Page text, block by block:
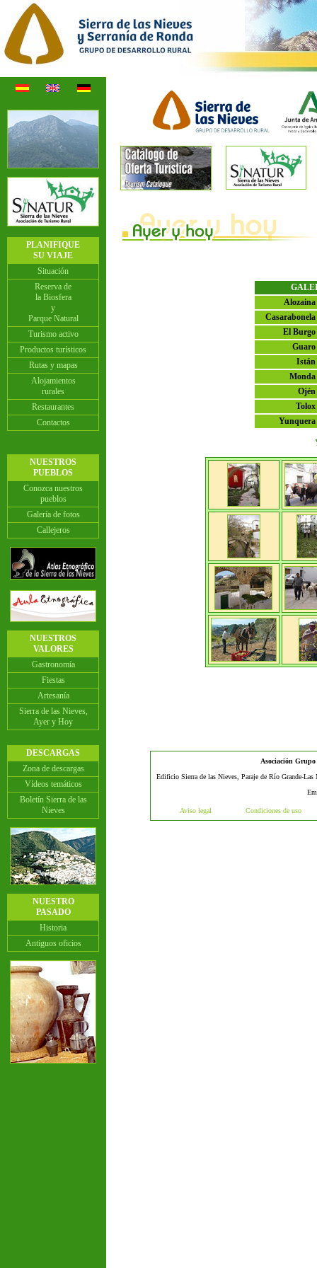
PLANIFIQUE
SU VIAJE
Situación
Reserva de
la Biosfera
y
Parque Natural
Turismo activo
Productos turísticos
Rutas y mapas
Alojamientos
rurales
Restaurantes
Contactos
NUESTROS
PUEBLOS
Conozca nuestros
pueblos
Galería de fotos
Callejeros
NUESTROS
VALORES
Gastronomía
Fiestas
Artesanía
Sierra de las Nieves,
Ayer y Hoy
DESCARGAS
Zona de descargas
Vídeos temáticos
Boletín Sierra de las
Nieves
NUESTRO
PASADO
Historia
Antiguos oficios
Alozaina
Casarabonela
El Burgo
Guaro
Istán
Monda
Ojén
Tolox
Yunquera
Asociación
Edificio Sierra de las Nieves, Paraje de Río Grande-
Aviso legal Condiciones de uso